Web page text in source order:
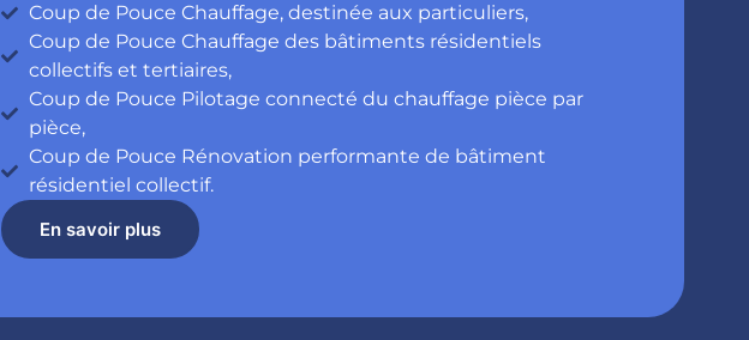
Coup de Pouce Chauffage, destinée aux particuliers,
Coup de Pouce Chauffage des bâtiments résidentiels
collectifs et tertiaires,
Coup de Pouce Pilotage connecté du chauffage pièce par
pièce,
Coup de Pouce Rénovation performante de bâtiment
résidentiel collectif.
En savoir plus